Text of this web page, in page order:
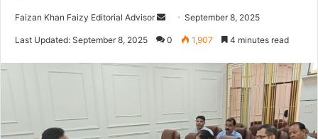
Faizan Khan Faizy Editorial Advisor
e
d
m
September 8, 2025
Last Updated: September 8, 2025 0 1,907 4 minutes read